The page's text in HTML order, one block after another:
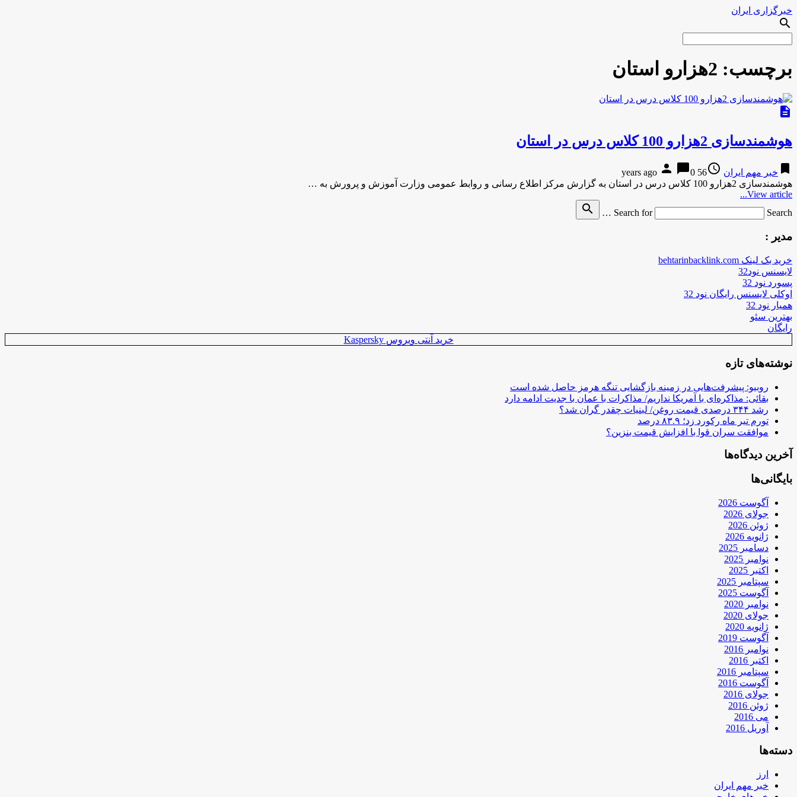
خبرگزاری ایران
search
برچسب: 2هزارو استان
description
هوشمندسازی 2هزارو 100 کلاس درس در استان
bookmark خبر مهم ایران access_time
56 years ago
person chat_bubble0
هوشمندسازی 2هزارو 100 کلاس درس در استان به گزارش مركز اطلاع رسانی و روابط عمومی وزارت آموزش و پرورش به …
View article...
Search for
Search …
search
مدیر :
خرید بک لینک behtarinbacklink.com
لایسنس نود32
پسورد نود 32
اوکلی لایسنس رایگان نود 32
همیار نود 32
بهترین سئو
رایگان
خرید آنتی ویروس Kaspersky
نوشته‌های تازه
روبیو: پیشرفت‌هایی در زمینه بازگشایی تنگه هرمز حاصل شده است
بقائی: مذاکره‌ای با آمریکا نداریم/ مذاکرات با عمان با جدیت ادامه دارد
رشد ۳۴۴ درصدی قیمت روغن/ لبنیات چقدر گران شد؟
تورم تیر ماه رکورد زد؛ ۸۳.۹ درصد
موافقت سران قوا با افزایش قیمت بنزین؟
آخرین دیدگاه‌ها
بایگانی‌ها
آگوست 2026
جولای 2026
ژوئن 2026
ژانویه 2026
دسامبر 2025
نوامبر 2025
اکتبر 2025
سپتامبر 2025
آگوست 2025
نوامبر 2020
جولای 2020
ژانویه 2020
آگوست 2019
نوامبر 2016
اکتبر 2016
سپتامبر 2016
آگوست 2016
جولای 2016
ژوئن 2016
می 2016
آوریل 2016
دسته‌ها
ارز
خبر مهم ایران